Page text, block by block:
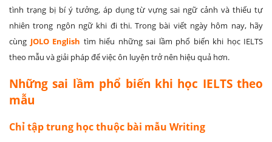
tình trạng bị bí ý tưởng, áp dụng từ vựng sai ngữ cảnh và thiếu tự
nhiên trong ngôn ngữ khi đi thi. Trong bài viết ngày hôm nay, hãy
cùng JOLO English tìm hiểu những sai lầm phổ biến khi học IELTS
theo mẫu và giải pháp để việc ôn luyện trở nên hiệu quả hơn.
Những sai lầm phổ biến khi học IELTS theo
mẫu
Chỉ tập trung học thuộc bài mẫu Writing